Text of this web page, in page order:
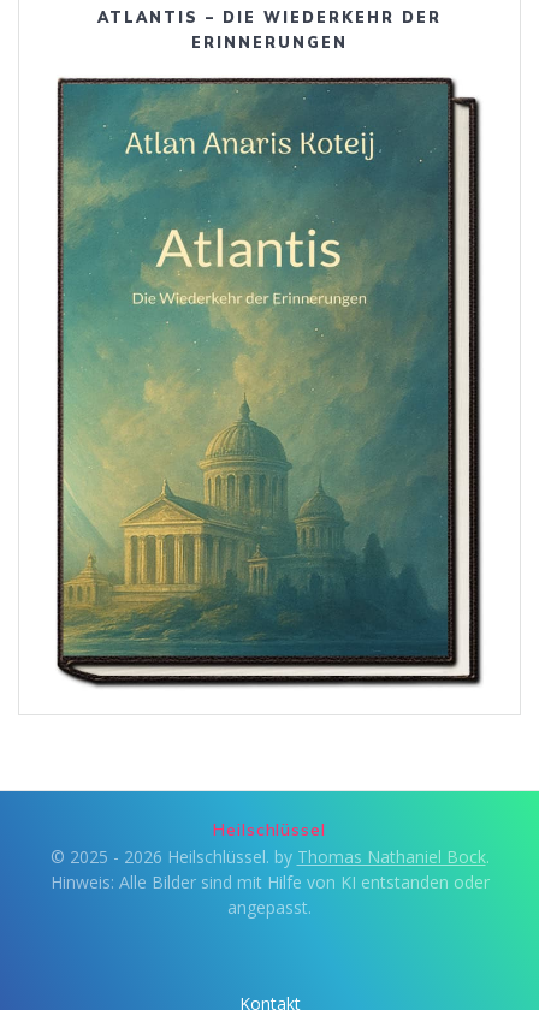
ATLANTIS – DIE WIEDERKEHR DER
ERINNERUNGEN
Heilschlüssel
© 2025 - 2026 Heilschlüssel. by Thomas Nathaniel Bock.
Hinweis: Alle Bilder sind mit Hilfe von KI entstanden oder
angepasst.
Kontakt